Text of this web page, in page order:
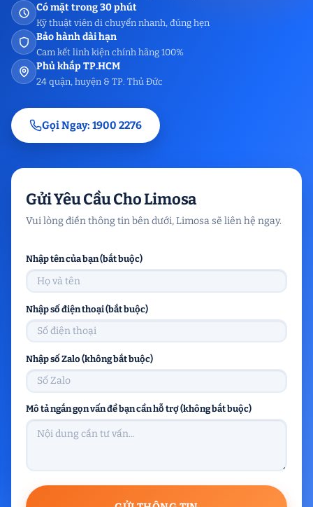
Có mặt trong 30 phút
Kỹ thuật viên di chuyển nhanh, đúng hẹn
Bảo hành dài hạn
Cam kết linh kiện chính hãng 100%
Phủ khắp TP.HCM
24 quận, huyện & TP. Thủ Đức
Gọi Ngay: 1900 2276
Gửi Yêu Cầu Cho Limosa
Vui lòng điền thông tin bên dưới, Limosa sẽ liên hệ ngay.
Nhập tên của bạn (bắt buộc)
Nhập số điện thoại (bắt buộc)
Nhập số Zalo (không bắt buộc)
Mô tả ngắn gọn vấn đề bạn cần hỗ trợ (không bắt buộc)